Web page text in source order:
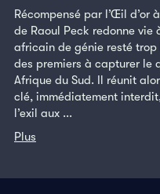
Récompensé par l’Œil d’or
de Raoul Peck redonne
africain de génie resté trop
des premiers à capturer le
Afrique du Sud. Il réunit
clé, immédiatement
l’exil aux ...
Plus